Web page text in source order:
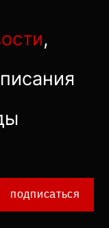
,
подписаться